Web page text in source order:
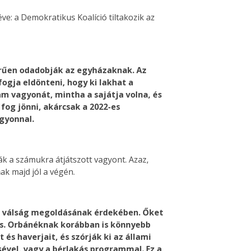
a Demokratikus Koalíció tiltakozik az
odadobják az egyházaknak. Az
eldönteni, hogy ki lakhat a
vagyonát, mintha a sajátja volna, és
jönni, akárcsak a 2022-es
a számukra átjátszott vagyont. Azaz,
majd jól a végén.
megoldásának érdekében. Őket
Orbánéknak korábban is könnyebb
haverjait, és szórják ki az állami